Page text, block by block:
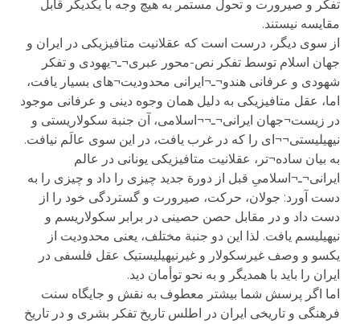
تفکر و صیرورت و تحول مستمر به هیچ وجه با یکدیگر قابل
مقایسه نیستند.
از سوی دیگر، درست است که عقلانیت متافیزیکی در ایران و
جهان اسلام توسط تفکر نص-محور عبری¬ـ¬یهودی و تفکر
شهودی و عرفانی هندو¬ـ¬ایرانی محدودیت¬های بسیار یافت،
اما، عقل متافیزیکی به دلیل همان وجوه دینی و عرفانی موجود
در زیست¬جهان ایرانی¬ـ¬¬اسلامی، آن جنبة سکولاریستی و
نیهیلیستی¬¬ای را که در غرب یافت، در این سوی عالَم نیافت.
به بیان ساده¬تر، عقلانیت متافیزیکی یونانی در عالم
ایرانی¬ـ¬اسلامیِ قبل از دورة جدید چیزی را داد و چیزی را به
دست آورد: جولان، حرکت، صیرورت و گستردگی خود را از
دست داد و در مقابل حصن حصینی در برابر سکولاریسم و
نیهیلیسم یافت. لذا این دو جنبة مختلف، یعنی محدودیت از
یکسو و وصف غیرسکولار و غیرنیهیلیستیک عقل فلسفی در
ایران را باید با همدیگر و به نحو توأمان دید.
اما اگر پرسش شما بیشتر معطوف به نقش و جایگاه سنت
فرهنگی و تاریخی ایران در اطلس تاریخ تفکر بشری و در تاریخ